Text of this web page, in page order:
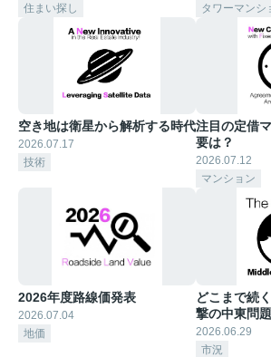
住まい探し
タワーマンシ
空き地は衛星から解析する時代
2026.07.17
技術
注目の定借
要は？
2026.07.12
マンション
2026年度路線価発表
2026.07.04
地価
どこまで続
撃の中東問題
2026.06.29
市況